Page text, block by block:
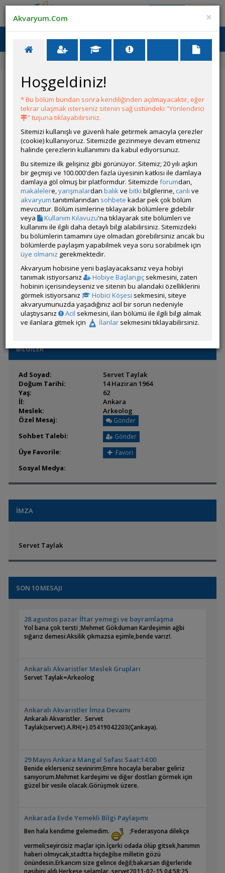
Ana Menü
Ana Sayfa
Forum Üye Profili
ÖZELLİKLER
Kullanıcı Adı:
servet
Kullanıcı Grubu:
Forum Özel Üyesi
Geri Bildirimleri:
11 adet mevcut.
Aldığı Beğeni:
14
Hesap Durumu:
Aktif
Durumu:
Çevrim Dışı
Üyelik Tarihi:
21 Temmuz 2007 15:24
Son Ziyaret:
20 Saat 60 Dakika önce
Toplam Mesaj:
65 [0.01 Gün Ortalaması]
Paylaşım Sayisı:
0 (Son 6 Ay)
İlan Sayisı:
Üyenin Mesaj ve İlanlarını Gör
Üyenin Açtığı Konuları Gör
Üyeden ÖM Almayı Engelle
BİLGİLER
Ad Soyad:
Servet Taylak
Doğum Tarihi:
14 Haziran 1964
Yaş:
62
İl:
Ankara
Meslek:
Arkeolog
Özel Mesaj:
Gönder
Sohbet Talebi: Gönder
Üye Favorile: Favori
Sosyal Medya:
İMZA
Servet Taylak
SON 10 MESAJI
28 agustos pazar İftar yemegi ve bayramlaşma
Yol bana çok tersti ;Mehmet Gökduman Kardeşimin ağbi
sığarız demesi:Aksilik çıkmazsa eşimle,bende varız!.
Ankaralı Akvaristler Meslek Grupları
Servet Taylak=Arkeolog
Ankaralı Akvaristler İmza Devamı
Ankaralı Akvaristler. Servet
29 Mayıs Ankara Mangal Sefası Saat:14:00
Benide eklerseniz sevinirim;Emre hocayla beraber geliriz
sanıyorum.Mehmet kardeşimi ve diğer dostları görmek için
güzel bir vesile olacak.Görüşmek üzere.
Ankarada Evde Yemekli Bilgi Paylaşımı
Ben hala kendime gelemedim.
;Federasyona dilekçe
vermeli;seyircisiz maçlar için.İçerki odada ölüp gitsek,hanımın
haberi olmıycak,stadtta hiçdeğilse milletin gözü
önündesin.Erkancım size gelince değil;bakarsan diğerleride
nasibini aldı.Herkese selamlar. servet2011-02-15 04:58:25
×
Akvaryum.Com
Hoşgeldiniz!
* Bu bölüm bundan sonra kendiliğinden açılmayacaktır, eğer
tekrar ulaşmak isterseniz sitenin sağ üstündeki "Yönlendirici
" tuşuna tıklayabilirsiniz.
Sitemizi kullanışlı ve güvenli hale getirmek amacıyla çerezler
(cookie) kullanıyoruz. Sitemizde gezinmeye devam etmeniz
halinde çerezlerin kullanımını da kabul ediyorsunuz.
Bu sitemize ilk gelişiniz gibi görünüyor. Sitemiz; 20 yılı aşkın
bir geçmişi ve 100.000'den fazla üyesinin katkısı ile damlaya
damlaya göl olmuş bir platformdur. Sitemizde forumdan,
makalelere,yarışmalardan balıkve bitki bilgilerine, canlı ve
akvaryum tanıtımlarından sohbete kadar pek çok bölüm
mevcuttur. Bölüm isimlerine tıklayarak bölümlere gidebilir
veya
Kullanım Kılavuzu'na tıklayarak site bölümleri ve
kullanımı ile ilgili daha detaylı bilgi alabilirsiniz. Sitemizdeki
bu bölümlerin tamamını üye olmadan görebilirsiniz ancak bu
bölümlerde paylaşım yapabilmek veya soru sorabilmek için
üye olmanız gerekmektedir.
Akvaryum hobisine yeni başlayacaksanız veya hobiyi
tanımak istiyorsanız
Hobiye Başlangıç sekmesini, zaten
hobinin içerisindeyseniz ve sitenin bu alandaki özelliklerini
görmek istiyorsanız
Hobici Köşesi sekmesini, siteye
akvaryumunuzda yaşadığınız acil bir sorun nedeniyle
ulaştıysanız
Acil sekmesini, ilan bölümü ile ilgili bilgi almak
ve ilanlara gitmek için
İlanlar sekmesini tıklayabilirsiniz.